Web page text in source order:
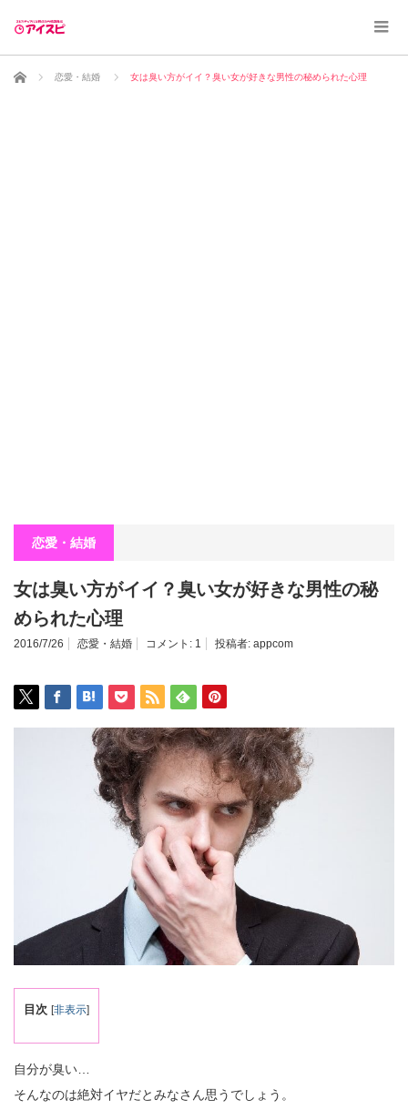
ホーム 恋愛・結婚 女は臭い方がイイ？臭い女が好きな男性の秘められた心理
恋愛・結婚
女は臭い方がイイ？臭い女が好きな男性の秘
められた心理
2016/7/26 恋愛・結婚 コメント: 1 投稿者: appcom
目次 [非表示]
自分が臭い…
そんなのは絶対イヤだとみなさん思うでしょう。